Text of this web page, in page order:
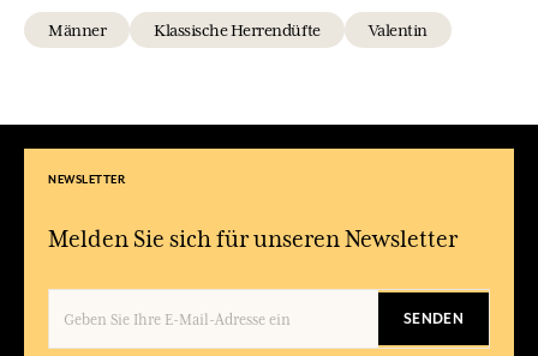
Männer Klassische Herrendüfte Valentin
NEWSLETTER
Melden Sie sich für unseren Newsletter
SENDEN